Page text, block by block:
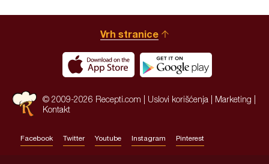
Vrh stranice
© 2009-2026 Recepti.com | Uslovi korišćenja Marketing
Kontakt
Facebook Twitter Youtube Instagram Pinterest